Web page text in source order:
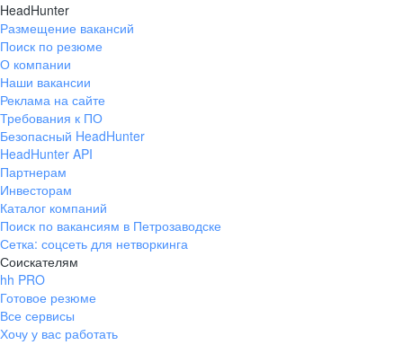
Екатеринбург
ул. Боевых Дружин, стр. 20,
+7 343 226-79-99
pr@ural.hh.ru
ул. Янковского, д. 169, 7 этаж,
706 каб.
+7 861 205-55-57
pr@krd.hh.ru
Владивосток
пер. Ланинский д. 4, офис 3.4
HeadHunter
Размещение вакансий
Поиск по резюме
О компании
Наши вакансии
Реклама на сайте
Требования к ПО
Безопасный HeadHunter
HeadHunter API
Партнерам
Инвесторам
Каталог компаний
Поиск по вакансиям в Петрозаводске
Сетка: соцсеть для нетворкинга
Соискателям
hh PRO
Готовое резюме
Все сервисы
Хочу у вас работать